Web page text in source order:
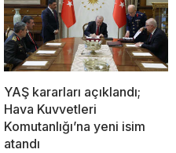
YAŞ kararları açıklandı;
Hava Kuvvetleri
Komutanlığı’na yeni isim
atandı